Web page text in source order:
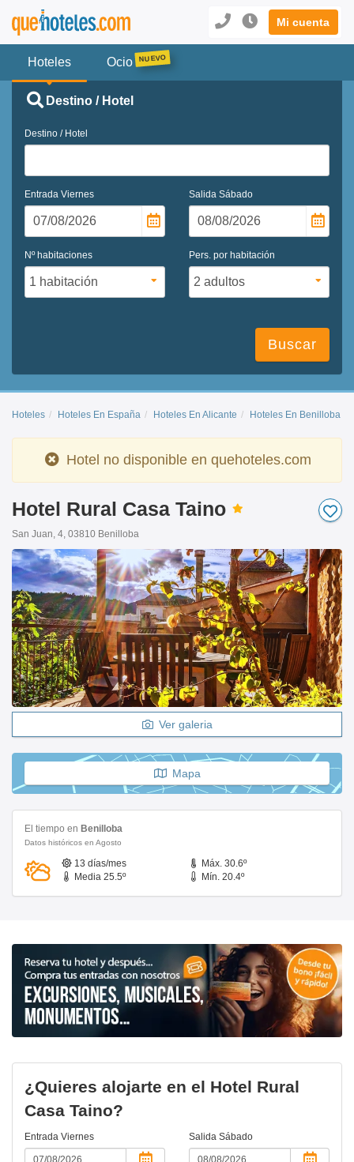
Mi cuenta
Hoteles Ocio
Destino / Hotel
Destino / Hotel
Entrada Viernes Salida Sábado
Nº habitaciones Pers. por habitación
Buscar
Hoteles Hoteles En España Hoteles En Alicante Hoteles En Benilloba
Hotel no disponible en quehoteles.com
Hotel Rural Casa Taino
San Juan, 4, 03810 Benilloba
Ver galeria
Mapa
El tiempo en Benilloba
Datos históricos en Agosto
13 días/mes
Máx. 30.6º
Media 25.5º
Mín. 20.4º
¿Quieres alojarte en el Hotel Rural
Casa Taino?
Entrada Viernes Salida Sábado